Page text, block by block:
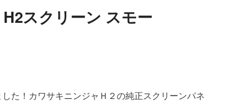
スクリーン スモー
た！カワサキニンジャＨ２の純正スクリーンパネ